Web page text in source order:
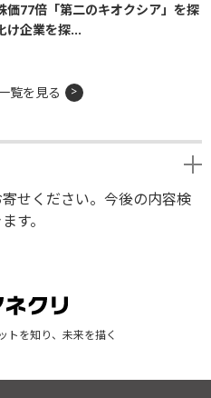
価77倍「第二のキオクシア」を探
け企業を探...
覧を見る
せください。今後の内容検
す。
トを知り、未来を描く